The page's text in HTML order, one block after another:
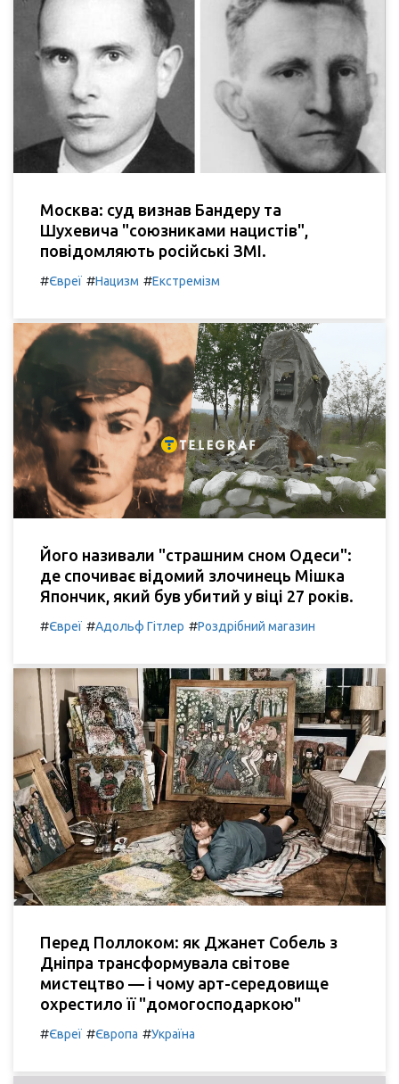
Москва: суд визнав Бандеру та
Шухевича "союзниками нацистів",
повідомляють російські ЗМІ.
#Євреї #Нацизм #Екстремізм
Його називали "страшним сном Одеси":
де спочиває відомий злочинець Мішка
Япончик, який був убитий у віці 27 років.
#Євреї #Адольф Гітлер #Роздрібний магазин
Перед Поллоком: як Джанет Собель з
Дніпра трансформувала світове
мистецтво — і чому арт-середовище
охрестило її "домогосподаркою"
#Євреї #Європа #Україна